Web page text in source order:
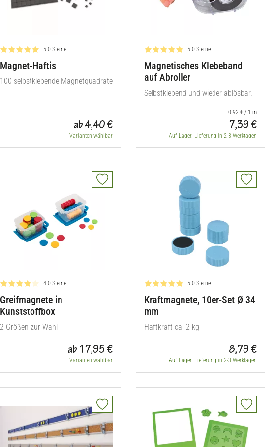
Bewertung: 5.0 von 5
5.0 Sterne
Magnet-Haftis
100 selbstklebende Magnetquadrate
ab 4,40 €
Varianten wählbar
Bewertung: 5.0 von 5
5.0 Sterne
Magnetisches Klebeband
auf Abroller
Selbstklebend und wieder ablösbar.
0.92 € / 1 m
7,39 €
Auf Lager. Lieferung in 2-3 Werktagen
Bewertung: 4.0 von 5
4.0 Sterne
Greifmagnete in
Kunststoffbox
2 Größen zur Wahl
ab 17,95 €
Varianten wählbar
Bewertung: 5.0 von 5
5.0 Sterne
Kraftmagnete, 10er-Set Ø 34
mm
Haftkraft ca. 2 kg
8,79 €
Auf Lager. Lieferung in 2-3 Werktagen